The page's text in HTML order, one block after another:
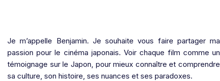
Je m’appelle Benjamin. Je souhaite vous faire partager ma
passion pour le cinéma japonais. Voir chaque film comme un
témoignage sur le Japon, pour mieux connaître et comprendre
sa culture, son histoire, ses nuances et ses paradoxes.